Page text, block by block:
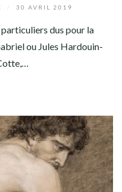
30 AVRIL 2019
dus pour la
ou Jules Hardouin-